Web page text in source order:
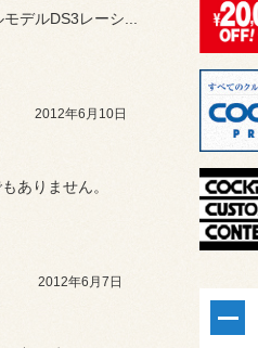
デルDS3レーシ...
2012年6月10日
ありません。
2012年6月7日